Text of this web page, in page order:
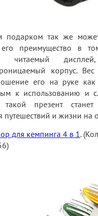
подарком так же
его преимущество в
читаемый
корпус.
его на руке как
к использованию и
такой презент
путешествий и жизни на
для кемпинга 4 в 1.